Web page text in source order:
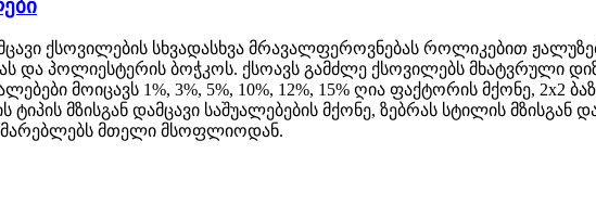
ქსოვილების სხვადასხვა მრავალფეროვნებას როლიკებით
და პოლიესტერის ბოჭკოს. ქსოავს გამძლე ქსოვილებს მხატვრული
მოიცავს 1%, 3%, 5%, 10%, 12%, 15% ღია ფაქტორის მქონე, 2x2
ტიპის მზისგან დამცავი საშუალებების მქონე, ზებრას სტილის
მთელი მსოფლიოდან.